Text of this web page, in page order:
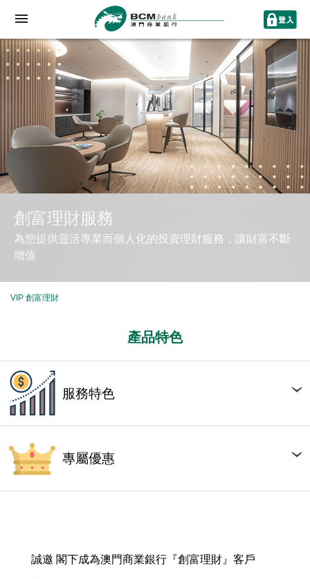
創富理財服務
為您提供靈活專業而個人化的投資理財服務，讓財富不斷
增值
VIP 創富理財
產品特色
服務特色
專屬優惠
誠邀 閣下成為澳門商業銀行『創富理財』客戶